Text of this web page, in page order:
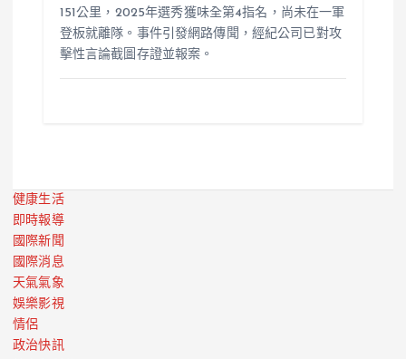
151公里，2025年選秀獲味全第4指名，尚未在一軍
登板就離隊。事件引發網路傳聞，經紀公司已對攻
擊性言論截圖存證並報案。
健康生活
即時報導
國際新聞
國際消息
天氣氣象
娛樂影視
情侶
政治快訊